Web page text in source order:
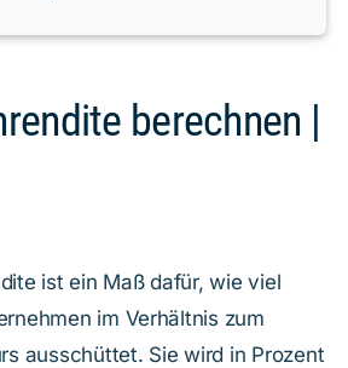
berechnen |
ist ein Maß dafür, wie viel
im Verhältnis zum
ausschüttet. Sie wird in Prozent